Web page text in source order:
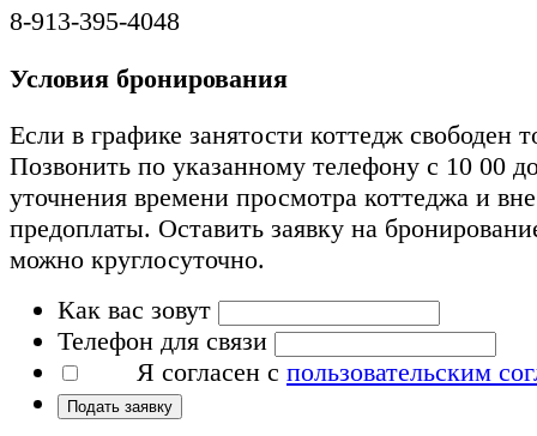
8-913-395-4048
Условия бронирования
Если в графике занятости коттедж свободен
Позвонить по указанному телефону с 10 00
уточнения времени просмотра коттеджа и
предоплаты. Оставить заявку на
можно круглосуточно.
Как вас зовут
Телефон для связи
Я согласен с пользовательским
Подать заявку